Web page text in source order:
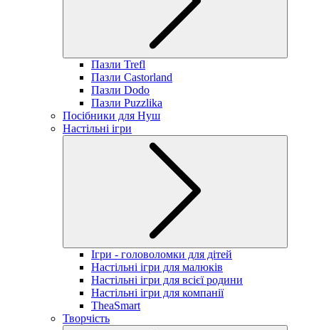
Пазли Trefl
Пазли Castorland
Пазли Dodo
Пазли Puzzlika
Посібники для Нуш
Настільні ігри
Ігри - головоломки для дітей
Настільні ігри для малюків
Настільні ігри для всієї родини
Настільні ігри для компанії
TheaSmart
Творчість